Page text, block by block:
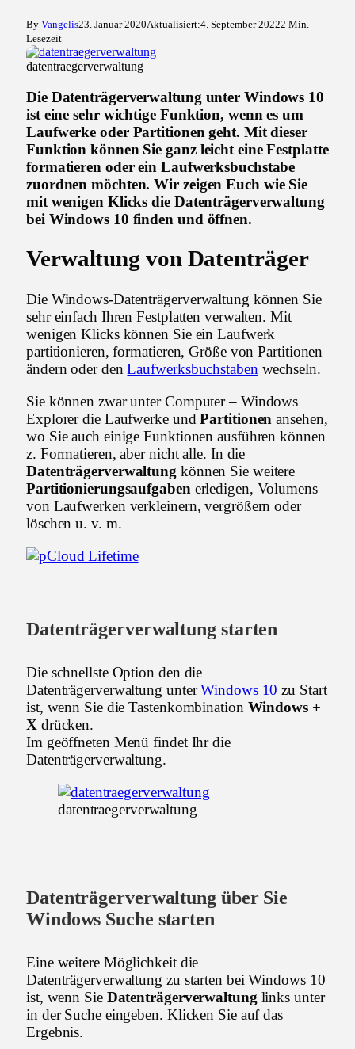
By Vangelis23. Januar 2020Aktualisiert:4. September 20222 Min.
Lesezeit
datentraegerverwaltung
Die Datenträgerverwaltung unter Windows 10
ist eine sehr wichtige Funktion, wenn es um
Laufwerke oder Partitionen geht. Mit dieser
Funktion können Sie ganz leicht eine Festplatte
formatieren oder ein Laufwerksbuchstabe
zuordnen möchten. Wir zeigen Euch wie Sie
mit wenigen Klicks die Datenträgerverwaltung
bei Windows 10 finden und öffnen.
Verwaltung von Datenträger
Die Windows-Datenträgerverwaltung können Sie
sehr einfach Ihren Festplatten verwalten. Mit
wenigen Klicks können Sie ein Laufwerk
partitionieren, formatieren, Größe von Partitionen
ändern oder denLaufwerksbuchstaben wechseln.
Sie können zwar unter Computer – Windows
Explorer die Laufwerke und Partitionen ansehen,
wo Sie auch einige Funktionen ausführen können
z. Formatieren, aber nicht alle. In die
Datenträgerverwaltung können Sie weitere
Partitionierungsaufgaben erledigen, Volumens
von Laufwerken verkleinern, vergrößern oder
löschen u. v. m.
Datenträgerverwaltung starten
Die schnellste Option den die
Datenträgerverwaltung unterWindows 10 zu Start
ist, wenn Sie die Tastenkombination Windows +
X drücken.
Im geöffneten Menü findet Ihr die
Datenträgerverwaltung.
datentraegerverwaltung
Datenträgerverwaltung über Sie
Windows Suche starten
Eine weitere Möglichkeit die
Datenträgerverwaltung zu starten bei Windows 10
ist, wenn Sie Datenträgerverwaltung links unter
in der Suche eingeben. Klicken Sie auf das
Ergebnis.